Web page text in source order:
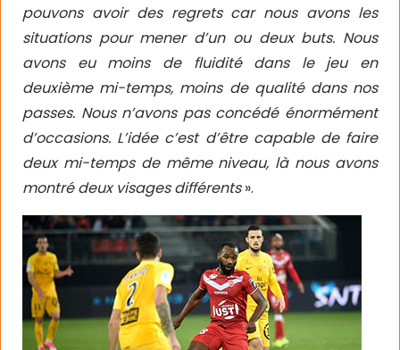
pouvons avoir des regrets car nous avons les
situations pour mener d’un ou deux buts. Nous
avons eu moins de fluidité dans le jeu en
deuxième mi-temps, moins de qualité dans nos
passes. Nous n’avons pas concédé énormément
d’occasions. L’idée c’est d’être capable de faire
deux mi-temps de même niveau, là nous avons
montré deux visages différents».